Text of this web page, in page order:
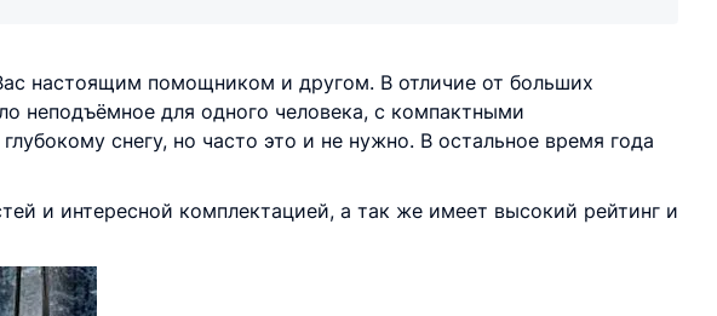
настоящим помощником и другом. В отличие от больших
неподъёмное для одного человека, с компактными
снегу, но часто это и не нужно. В остальное время года
и интересной комплектацией, а так же имеет высокий рейтинг и